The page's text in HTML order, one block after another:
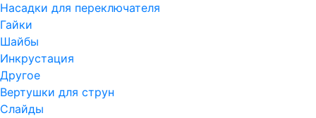
Насадки для переключателя
Гайки
Шайбы
Инкрустация
Другое
Вертушки для струн
Слайды